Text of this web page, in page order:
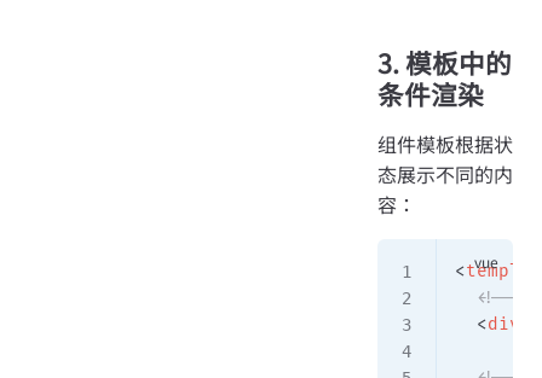
3. 模板中的
条件渲染
组件模板根据状
态展示不同的内
容：
<
<!--
  <
div